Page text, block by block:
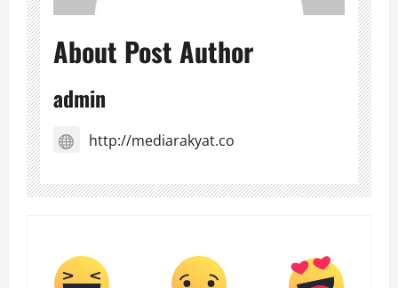
About Post Author
admin
http://mediarakyat.co